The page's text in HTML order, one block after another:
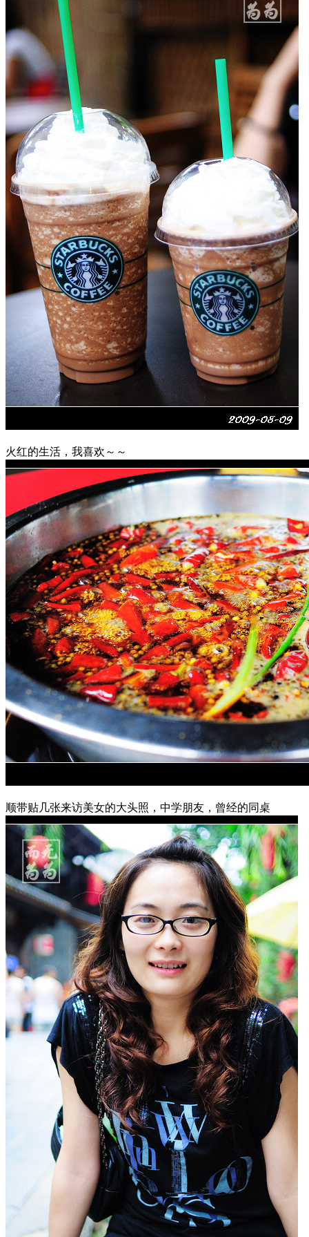
火红的生活，我喜欢～～
顺带贴几张来访美女的大头照，中学朋友，曾经的同桌